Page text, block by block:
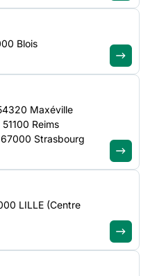
Blois
Maxéville
Reims
Strasbourg
LILLE (Centre